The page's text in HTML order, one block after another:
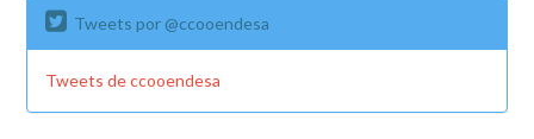
Tweets por @ccooendesa
Tweets de ccooendesa